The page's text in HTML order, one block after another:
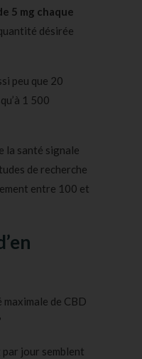
5 mg chaque
désirée
peu que 20
1 500
la santé signale
de recherche
entre 100 et
de CBD
jour semblent